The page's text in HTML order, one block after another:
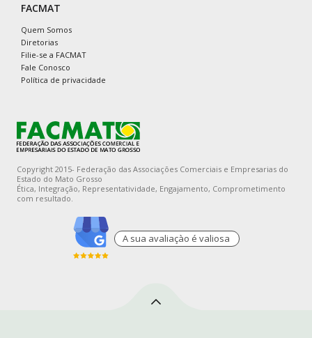
FACMAT
Quem Somos
Diretorias
Filie-se a FACMAT
Fale Conosco
Política de privacidade
Copyright 2015- Federação das Associações Comerciais e Empresarias do
Estado do Mato Grosso
Ética, Integração, Representatividade, Engajamento, Comprometimento
com resultado.
A sua avaliaçào é valiosa